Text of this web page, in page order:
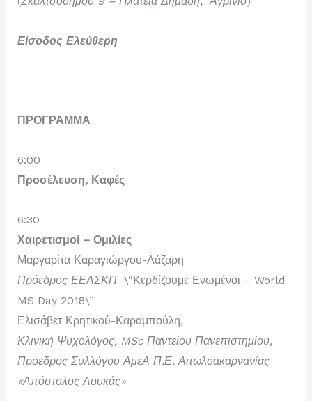
Είσοδος Ελεύθερη
ΠΡΟΓΡΑΜΜΑ
6:00
Προσέλευση, Καφές
6:30
Χαιρετισμοί – Ομιλίες
Μαργαρίτα Καραγιώργου-Λάζαρη
Πρόεδρος ΕΕΑΣΚΠ \”Κερδίζουμε Ενωμένοι – World
MS Day 2018\”
Ελισάβετ Κρητικού-Καραμπούλη,
Κλινική Ψυχολόγος, MSc Παντείου Πανεπιστημίου,
Πρόεδρος Συλλόγου ΑμεΑ Π.Ε. Αιτωλοακαρνανίας
«Απόστολος Λουκάς»